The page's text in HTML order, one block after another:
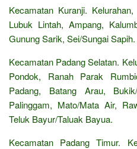
Kecamatan Kuranji.
Lubuk Lintah, Ampang,
Gunung Sarik, Sei/Sungai Sapih.
Kecamatan Padang Selatan.
Pondok, Ranah Parak
Padang, Batang Arau,
Palinggam, Mato/Mata Air,
Teluk Bayur/Taluak Bayua.
Kecamatan Padang Timur.